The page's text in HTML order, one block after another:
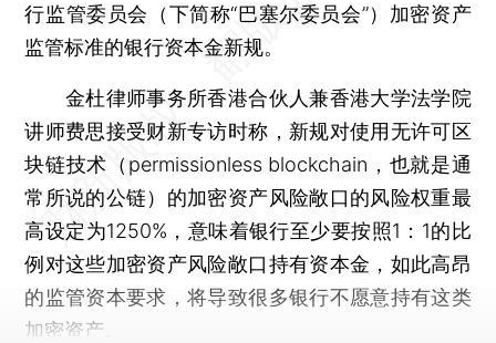
行监管委员会（下简称“巴塞尔委员会”）加密资产
监管标准的银行资本金新规。
金杜律师事务所香港合伙人兼香港大学法学院
讲师费思接受财新专访时称，新规对使用无许可区
块链技术（permissionless blockchain，也就是通
常所说的公链）的加密资产风险敞口的风险权重最
高设定为1250%，意味着银行至少要按照1：1的比
例对这些加密资产风险敞口持有资本金，如此高昂
的监管资本要求，将导致很多银行不愿意持有这类
加密资产。